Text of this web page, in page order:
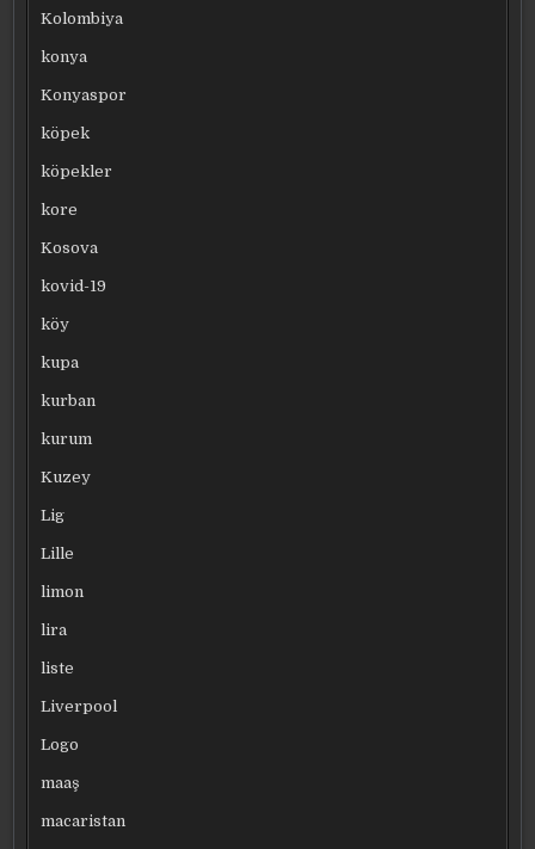
Kolombiya
konya
Konyaspor
köpek
köpekler
kore
Kosova
kovid-19
köy
kupa
kurban
kurum
Kuzey
Lig
Lille
limon
lira
liste
Liverpool
Logo
maaş
macaristan